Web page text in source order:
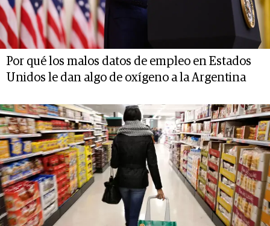
Por qué los malos datos de empleo en Estados
Unidos le dan algo de oxígeno a la Argentina